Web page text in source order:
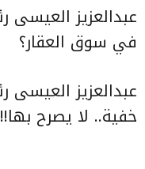
عبدالعزيز العيسى
في سوق العقار؟
عبدالعزيز العيسى
خفية.. لا يصرح بها!!